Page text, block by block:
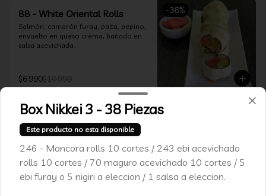
-36%
88 - White Oriental Rolls
Salmón, camarón furay, palta, pepino,
envuelto en queso crema, bañado en
salsa acevichada.
$6.990$10.990
VEGETARIANOS
-15%
111-Veggie Rolls
Pimentón, queso crema y almendras
tostadas, frito en panko.
Box Nikkei 3 - 38 Piezas
Este producto no esta disponible
246 - Mancora rolls 10 cortes / 243 ebi acevichado
rolls 10 cortes / 70 maguro acevichado 10 cortes / 5
ebi furay o 5 nigiri a eleccion / 1 salsa a eleccion.